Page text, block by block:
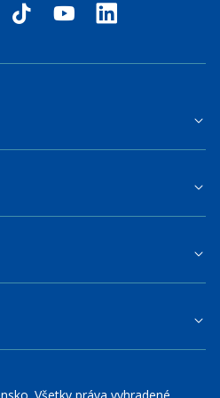
tiktok youtubelinkedin